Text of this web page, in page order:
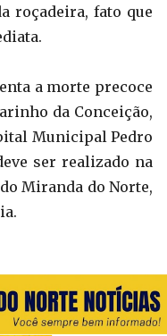
roçadeira, fato que
a morte precoce
da Conceição,
Municipal Pedro
ser realizado na
Miranda do Norte,